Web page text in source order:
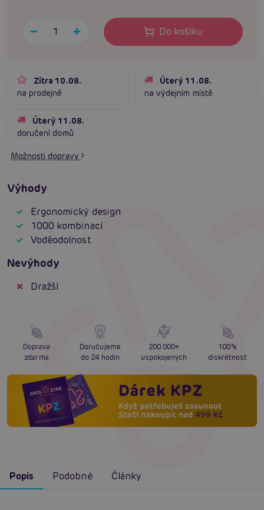
Do košíku
Zítra 10.08.
na prodejně
Úterý 11.08.
na výdejním místě
Úterý 11.08.
doručení domů
Možnosti dopravy
Výhody
Ergonomický design
1000 kombinací
Voděodolnost
Nevýhody
Dražší
Doprava
zdarma
Doručujeme
do 24 hodin
200 000+
uspokojených
100%
diskrétnost
Popis Podobné Články